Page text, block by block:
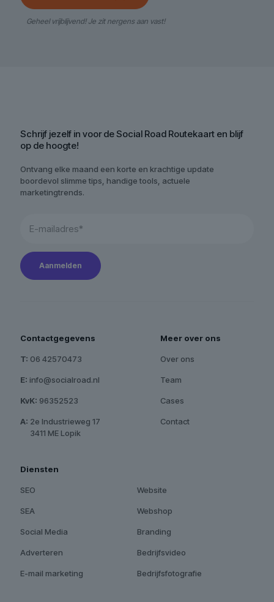
Geheel vrijblijvend! Je zit nergens aan vast!
Schrijf jezelf in voor de Social Road Routekaart en blijf
op de hoogte!
Ontvang elke maand een korte en krachtige update
boordevol slimme tips, handige tools, actuele
marketingtrends.
Contactgegevens
T: 06 42570473
E: info@socialroad.nl
KvK: 96352523
A: 2e Industrieweg 17
3411 ME Lopik
Meer over ons
Over ons
Team
Cases
Contact
Diensten
SEO
SEA
Social Media
Adverteren
E-mail marketing
Website
Webshop
Branding
Bedrijfsvideo
Bedrijfsfotografie